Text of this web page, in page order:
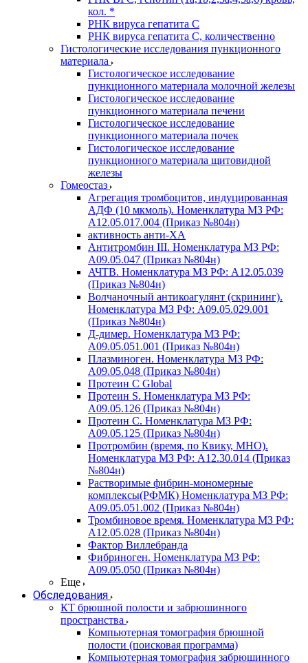
кол. *
РНК вируса гепатита C
РНК вируса гепатита C, количественно
Гистологические исследования пункционного
материала
Гистологическое исследование
пункционного материала молочной железы
Гистологическое исследование
пункционного материала печени
Гистологическое исследование
пункционного материала почек
Гистологическое исследование
пункционного материала щитовидной
железы
Гомеостаз
Агрегация тромбоцитов, индуцированная
АДФ (10 мкмоль). Номенклатура МЗ РФ:
A12.05.017.004 (Приказ №804н)
активность анти-ХА
Антитромбин III. Номенклатура МЗ РФ:
A09.05.047 (Приказ №804н)
АЧТВ. Номенклатура МЗ РФ: A12.05.039
(Приказ №804н)
Волчаночный антикоагулянт (скрининг).
Номенклатура МЗ РФ: A09.05.029.001
(Приказ №804н)
Д-димер. Номенклатура МЗ РФ:
A09.05.051.001 (Приказ №804н)
Плазминоген. Номенклатура МЗ РФ:
A09.05.048 (Приказ №804н)
Протеин C Global
Протеин S. Номенклатура МЗ РФ:
A09.05.126 (Приказ №804н)
Протеин С. Номенклатура МЗ РФ:
A09.05.125 (Приказ №804н)
Протромбин (время, по Квику, МНО).
Номенклатура МЗ РФ: A12.30.014 (Приказ
№804н)
Растворимые фибрин-мономерные
комплексы(РФМК) Номенклатура МЗ РФ:
A09.05.051.002 (Приказ №804н)
Тромбиновое время. Номенклатура МЗ РФ:
A12.05.028 (Приказ №804н)
Фактор Виллебранда
Фибриноген. Номенклатура МЗ РФ:
A09.05.050 (Приказ №804н)
Еще
Обследования
КТ брюшной полости и забрюшинного
пространства
Компьютерная томография брюшной
полости (поисковая программа)
Компьютерная томография забрюшинного